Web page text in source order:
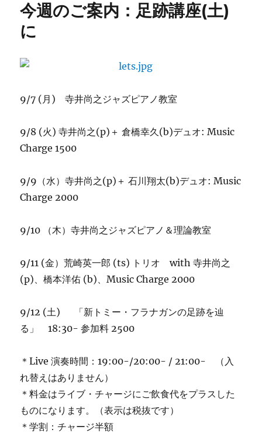
知
今週のご案内：足跡講座(土)
に
9/7 (月) 寺井尚之ジャズピアノ教室
9/8 (火) 寺井尚之(p)＋ 倉橋幸久(b)デュオ: Music
Charge 1500
9/9（水）寺井尚之(p)＋ 石川翔太(b)デュオ: Music
Charge 2000
9/10 （木）寺井尚之ジャズピアノ＆理論教室
9/11 (金）荒崎英一郎 (ts) トリオ with 寺井尚之
(p)、橋本洋佑 (b)、Music Charge 2000
9/12 (土) 「新トミー・フラナガンの足跡を辿
る」 18:30- 参加料 2500
＊Live 演奏時間：19:00-/20:00- / 21:00- （入
れ替えはありません）
＊料金はライブ・チャージにご飲食代をプラスした
ものになります。（表示は税抜です）
＊学割：チャージ半額